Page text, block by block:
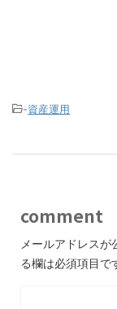
-資産運用
comment
メールアドレスが
る欄は必須項目で